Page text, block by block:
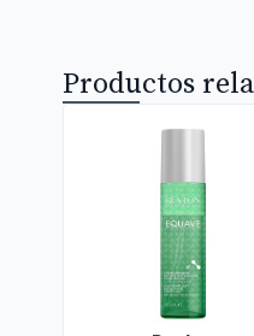
Productos